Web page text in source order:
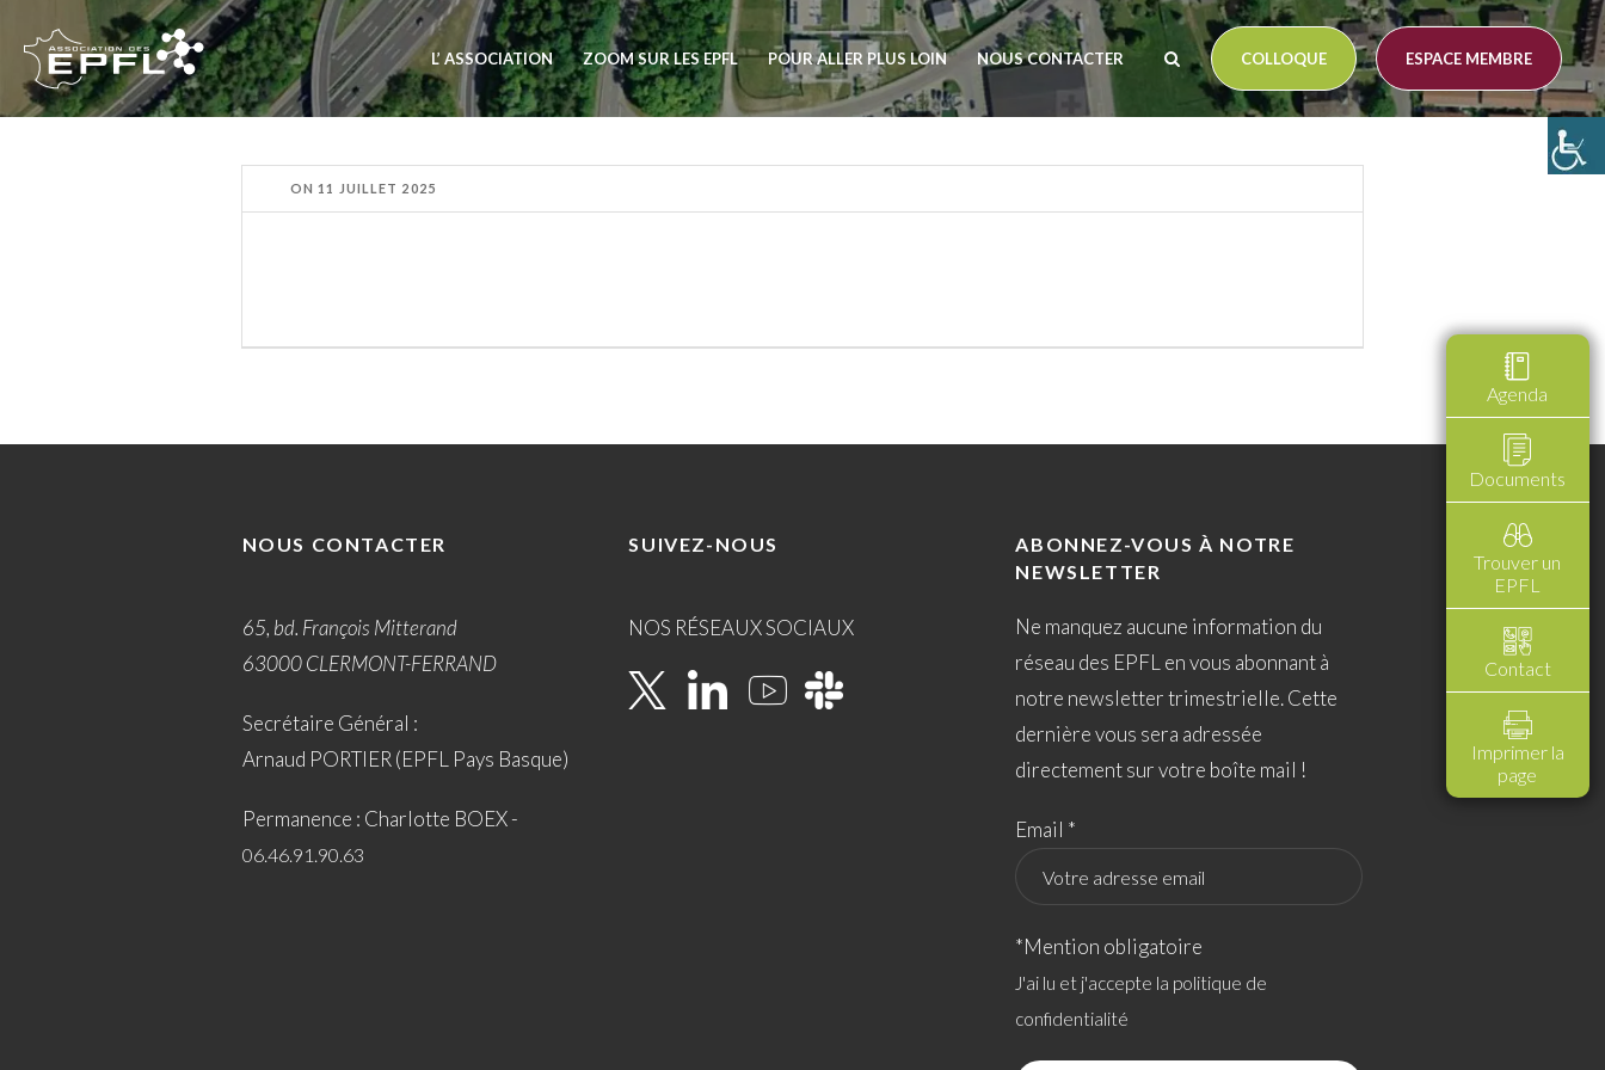
COLLOQUE ESPACE MEMBRE
L’ ASSOCIATION ZOOM SUR LES EPFL POUR ALLER PLUS LOIN NOUS CONTACTER
Agenda
Documents
Trouver un
EPFL
Contact
Imprimer la
page
ON11 JUILLET 2025
NOUS CONTACTER
65, bd. François Mitterand
63000 CLERMONT-FERRAND
Secrétaire Général :
Arnaud PORTIER (EPFL Pays Basque)
Permanence : Charlotte BOEX -
06.46.91.90.63
SUIVEZ-NOUS
NOS RÉSEAUX SOCIAUX
ABONNEZ-VOUS À NOTRE
NEWSLETTER
Ne manquez aucune information du
réseau des EPFL en vous abonnant à
notre newsletter trimestrielle. Cette
dernière vous sera adressée
directement sur votre boîte mail !
Email *
*Mention obligatoire
J'ai lu et j'accepte la politique de
confidentialité